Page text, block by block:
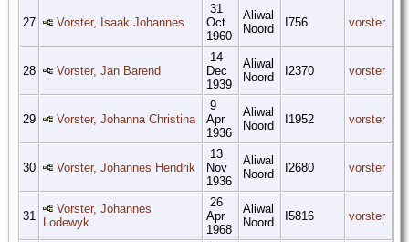
27 Vorster, Isaak Johannes
31
Oct
1960
Aliwal
Noord
I756 vorster
28 Vorster, Jan Barend
14
Dec
1939
Aliwal
Noord
I2370 vorster
29 Vorster, Johanna Christina
9
Apr
1936
Aliwal
Noord
I1952 vorster
30 Vorster, Johannes Hendrik
13
Nov
1936
Aliwal
Noord
I2680 vorster
31
Vorster, Johannes
Lodewyk
26
Apr
1968
Aliwal
Noord
I5816 vorster